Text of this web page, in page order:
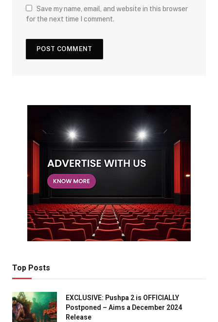
Save my name, email, and website in this browser
for the next time I comment.
Top Posts
EXCLUSIVE: Pushpa 2 is OFFICIALLY
Postponed – Aims a December 2024
Release